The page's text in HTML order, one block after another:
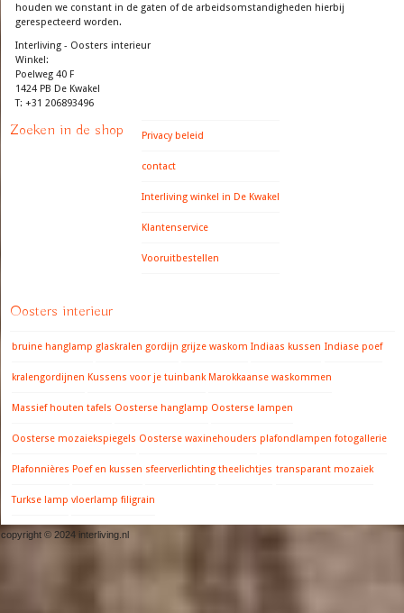
houden we constant in de gaten of de arbeidsomstandigheden hierbij
gerespecteerd worden.
Interliving - Oosters interieur
Winkel:
Poelweg 40 F
1424 PB De Kwakel
T: +31 206893496
Zoeken in de shop Privacy beleid
contact
Interliving winkel in De Kwakel
Klantenservice
Vooruitbestellen
Oosters interieur
bruine hanglamp glaskralen gordijn grijze waskom Indiaas kussen Indiase poef
kralengordijnen Kussens voor je tuinbank Marokkaanse waskommen
Massief houten tafels Oosterse hanglamp Oosterse lampen
Oosterse mozaiekspiegels Oosterse waxinehouders plafondlampen fotogallerie
Plafonnières Poef en kussen sfeerverlichting theelichtjes transparant mozaiek
Turkse lamp vloerlamp filigrain
copyright © 2024 interliving.nl